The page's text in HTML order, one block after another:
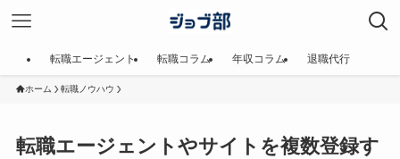
転職エージェント 転職コラム 年収コラム 退職代行
ホーム 転職ノウハウ
転職エージェントやサイトを複数登録す